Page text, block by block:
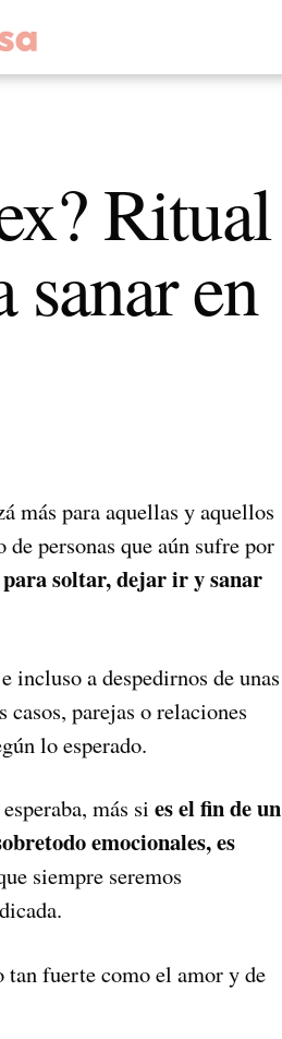
Ritual
en
más para aquellas y aquellos
personas que aún sufre por
soltar, dejar ir y sanar
incluso a despedirnos de unas
parejas o relaciones
lo esperado.
más si es el fin de un
emocionales, es
siempre seremos
tan fuerte como el amor y de